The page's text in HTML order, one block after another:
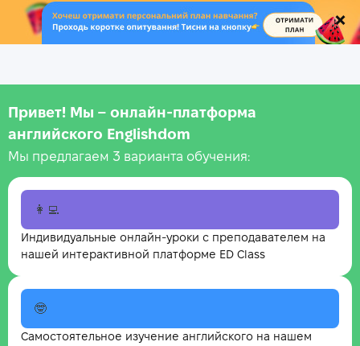
.
Привет! Мы – онлайн‑платформа
английского Englishdom
Мы предлагаем 3 варианта обучения:
👩‍💻
Индивидуальные онлайн-уроки с преподавателем на
нашей интерактивной платформе ED Class
🤓
Самостоятельное изучение английского на нашем